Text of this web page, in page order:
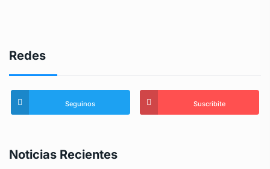
Redes
Seguinos Suscribite
Noticias Recientes